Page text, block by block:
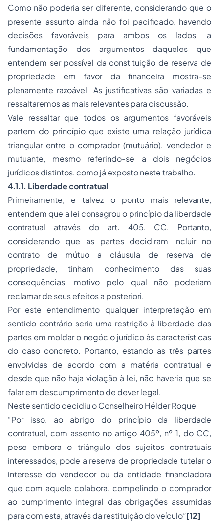
Como não poderia ser diferente, considerando que o
presente assunto ainda não foi pacificado, havendo
decisões favoráveis para ambos os lados, a
fundamentação dos argumentos daqueles que
entendem ser possível da constituição de reserva de
propriedade em favor da financeira mostra-se
plenamente razoável. As justificativas são variadas e
ressaltaremos as mais relevantes para discussão.
Vale ressaltar que todos os argumentos favoráveis
partem do princípio que existe uma relação jurídica
triangular entre o comprador (mutuário), vendedor e
mutuante, mesmo referindo-se a dois negócios
jurídicos distintos, como já exposto neste trabalho.
4.1.1. Liberdade contratual
Primeiramente, e talvez o ponto mais relevante,
entendem que a lei consagrou o princípio da liberdade
contratual através do art. 405, CC. Portanto,
considerando que as partes decidiram incluir no
contrato de mútuo a cláusula de reserva de
propriedade, tinham conhecimento das suas
consequências, motivo pelo qual não poderiam
reclamar de seus efeitosa posteriori.
Por este entendimento qualquer interpretação em
sentido contrário seria uma restrição à liberdade das
partes em moldar o negócio jurídico às características
do caso concreto. Portanto, estando as três partes
envolvidas de acordo com a matéria contratual e
desde que não haja violação à lei, não haveria que se
falar em descumprimento de dever legal.
Neste sentido decidiu o Conselheiro Hélder Roque:
“Por isso, ao abrigo do princípio da liberdade
contratual, com assento no artigo 405º, nº 1, do CC,
pese embora o triângulo dos sujeitos contratuais
interessados, pode a reserva de propriedade tutelar o
interesse do vendedor ou da entidade financiadora
que com aquele colabora, compelindo o comprador
ao cumprimento integral das obrigações assumidas
para com esta, através da restituição do veículo”[12]